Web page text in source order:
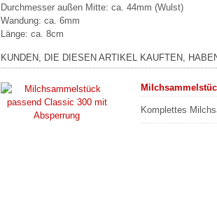
Durchmesser außen Mitte: ca. 44mm (Wulst)
Wandung: ca. 6mm
Länge: ca. 8cm
KUNDEN, DIE DIESEN ARTIKEL KAUFTEN,
Komplettes